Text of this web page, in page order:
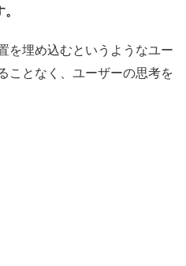
を埋め込むというようなユー
ことなく、ユーザーの思考を